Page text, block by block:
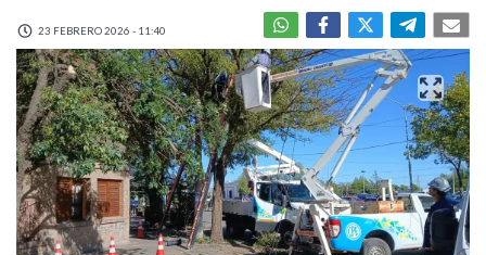
23 FEBRERO 2026 - 11:40